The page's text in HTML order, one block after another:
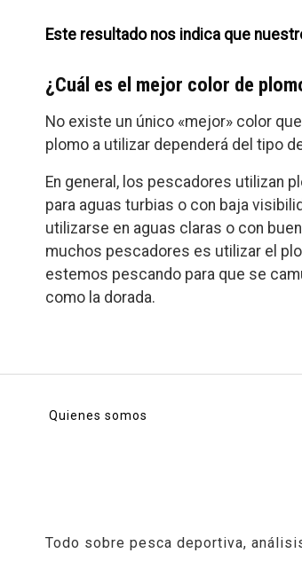
Este resultado nos indica que
¿Cuál es el mejor color de
No existe un único «mejor» color
plomo a utilizar dependerá del tipo
En general, los pescadores utilizan
para aguas turbias o con baja
utilizarse en aguas claras o con
muchos pescadores es utilizar el
estemos pescando para que se
como la dorada.
Quienes somos
Todo sobre pesca deportiva,